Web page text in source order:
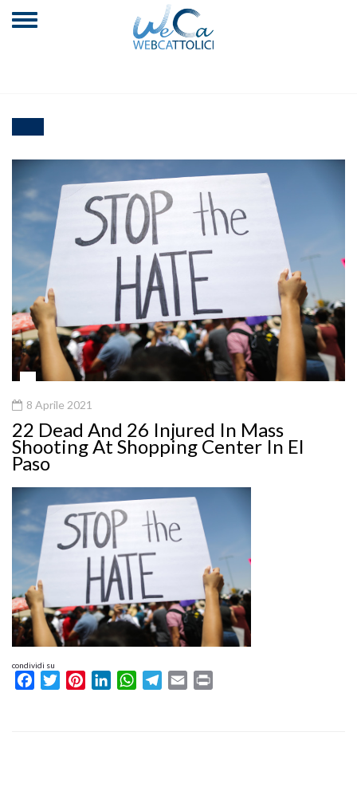
8 Aprile 2021
22 Dead And 26 Injured In Mass
Shooting At Shopping Center In El
Paso
condividi su
FacebookTwitterPinterestLinkedInWhatsAppTelegram
Email